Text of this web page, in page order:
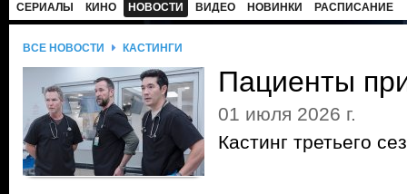
СЕРИАЛЫ КИНО НОВОСТИ ВИДЕО НОВИНКИ РАСПИСАНИЕ
ВСЕ НОВОСТИ КАСТИНГИ
Пациенты
01 июля 2026 г.
Кастинг третьего